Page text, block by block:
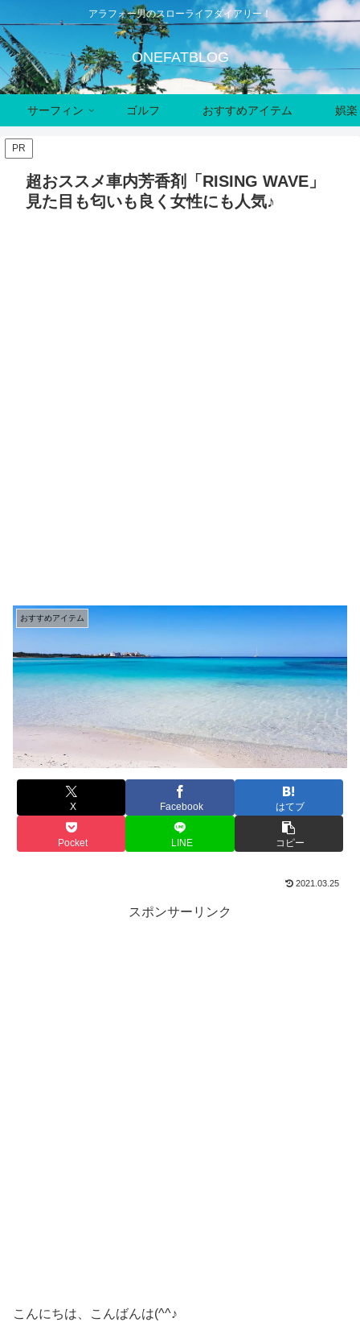
アラフォー男のスローライフダイアリー！
ONEFATBLOG
サーフィン ゴルフ おすすめアイテム 娯
PR
超おススメ車内芳香剤「RISING WAVE」
見た目も匂いも良く女性にも人気♪
おすすめアイテム
X Facebook はてブ
Pocket LINE コピー
2021.03.25
スポンサーリンク
こんにちは、こんばんは(^^♪